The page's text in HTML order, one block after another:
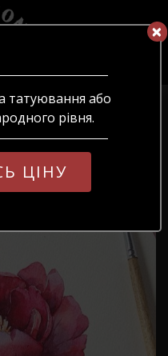
×
МОВУ
×
татуювання або
рівня.
ЦІНУ